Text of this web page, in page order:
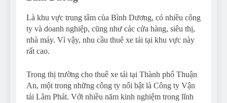
Là khu vực trung tâm của Bình Dương, có nhiều công
ty và doanh nghiệp, cũng như các cửa hàng, siêu thị,
nhà máy. Vì vậy, nhu cầu thuê xe tải tại khu vực này
rất cao.
Trong thị trường cho thuê xe tải tại Thành phố Thuận
An, một trong những công ty nổi bật là Công ty Vận
tải Lâm Phát. Với nhiều năm kinh nghiệm trong lĩnh